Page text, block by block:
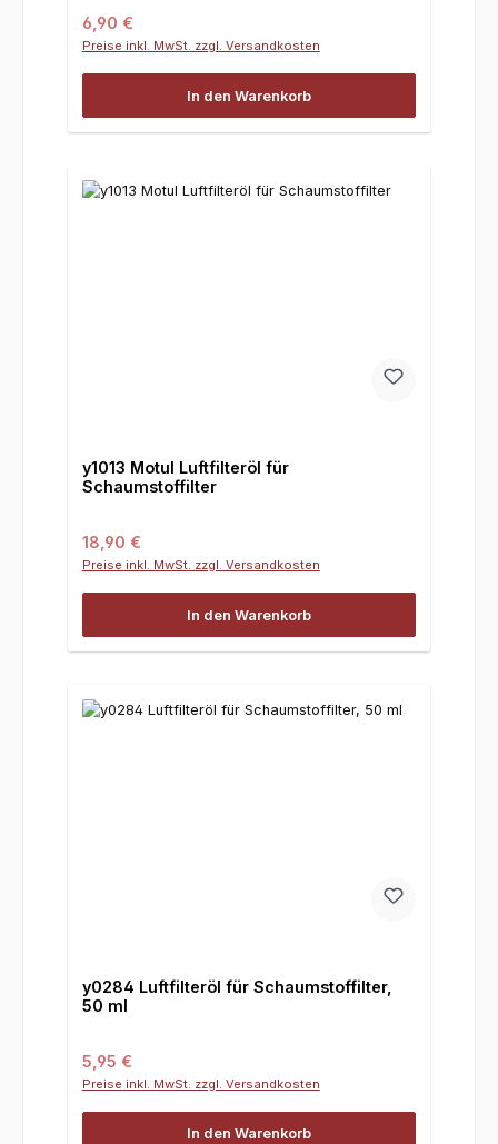
Regulärer Preis:
6,90 €
Preise inkl. MwSt. zzgl. Versandkosten
In den Warenkorb
y1013 Motul Luftfilteröl für
Schaumstoffilter
Regulärer Preis:
18,90 €
Preise inkl. MwSt. zzgl. Versandkosten
In den Warenkorb
y0284 Luftfilteröl für Schaumstoffilter,
50 ml
Regulärer Preis:
5,95 €
Preise inkl. MwSt. zzgl. Versandkosten
In den Warenkorb